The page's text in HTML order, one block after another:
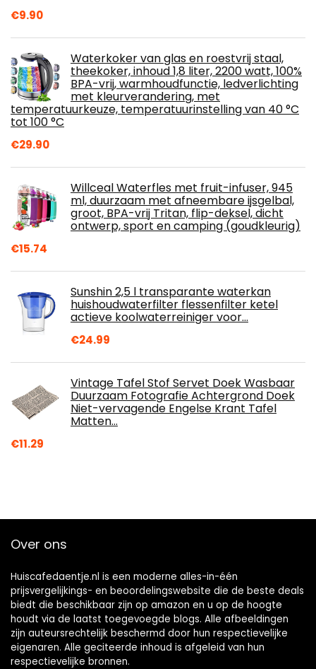
€9.90
Waterkoker van glas en roestvrij staal,
theekoker, inhoud 1,8 liter, 2200 watt, 100%
BPA-vrij, warmhoudfunctie, ledverlichting
met kleurverandering, met
temperatuurkeuze, temperatuurinstelling van 40 °C
tot 100 °C
€29.90
Willceal Waterfles met fruit-infuser, 945
ml, duurzaam met afneembare ijsgelbal,
groot, BPA-vrij Tritan, flip-deksel, dicht
ontwerp, sport en camping (goudkleurig)
€15.74
Sunshin 2,5 l transparante waterkan
huishoudwaterfilter flessenfilter ketel
actieve koolwaterreiniger voor…
€24.99
Vintage Tafel Stof Servet Doek Wasbaar
Duurzaam Fotografie Achtergrond Doek
Niet-vervagende Engelse Krant Tafel
Matten…
€11.29
Over ons
Huiscafedaentje.nl is een moderne alles-in-één
prijsvergelijkings- en beoordelingswebsite die de beste deals
biedt die beschikbaar zijn op amazon en u op de hoogte
houdt via de laatst toegevoegde blogs. Alle afbeeldingen
zijn auteursrechtelijk beschermd door hun respectievelijke
eigenaren. Alle geciteerde inhoud is afgeleid van hun
respectievelijke bronnen.